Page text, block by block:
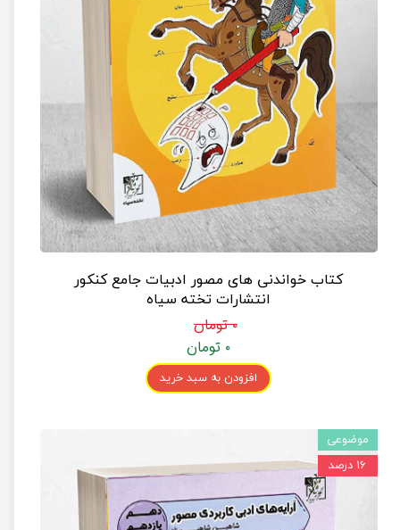
کتاب خواندنی های مصور ادبیات جامع کنکور
انتشارات تخته سیاه
۰ تومان
۰ تومان
افزودن به سبد خرید
موضوعی
۱۶ درصد